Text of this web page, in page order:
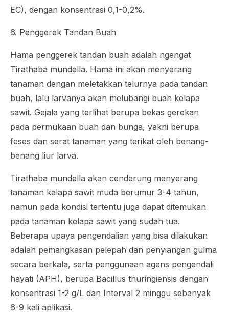
EC), dengan konsentrasi 0,1-0,2%.
6. Penggerek Tandan Buah
Hama penggerek tandan buah adalah ngengat
Tirathaba mundella. Hama ini akan menyerang
tanaman dengan meletakkan telurnya pada tandan
buah, lalu larvanya akan melubangi buah kelapa
sawit. Gejala yang terlihat berupa bekas gerekan
pada permukaan buah dan bunga, yakni berupa
feses dan serat tanaman yang terikat oleh benang-
benang liur larva.
Tirathaba mundella akan cenderung menyerang
tanaman kelapa sawit muda berumur 3-4 tahun,
namun pada kondisi tertentu juga dapat ditemukan
pada tanaman kelapa sawit yang sudah tua.
Beberapa upaya pengendalian yang bisa dilakukan
adalah pemangkasan pelepah dan penyiangan gulma
secara berkala, serta penggunaan agens pengendali
hayati (APH), berupa Bacillus thuringiensis dengan
konsentrasi 1-2 g/L dan Interval 2 minggu sebanyak
6-9 kali aplikasi.